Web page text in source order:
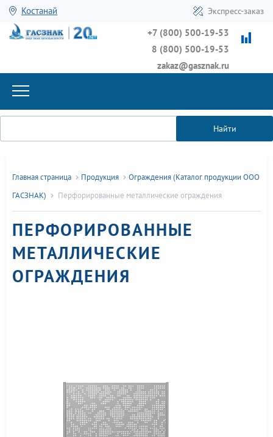
Костанай Экспресс-заказ
+7 (800) 500-19-53
8 (800) 500-19-53
zakaz@gasznak.ru
Найти
Главная страница Продукция
Ограждения (Каталог продукции ООО
ГАСЗНАК)
Перфорированные металлические ограждения
ПЕРФОРИРОВАННЫЕ
МЕТАЛЛИЧЕСКИЕ
ОГРАЖДЕНИЯ